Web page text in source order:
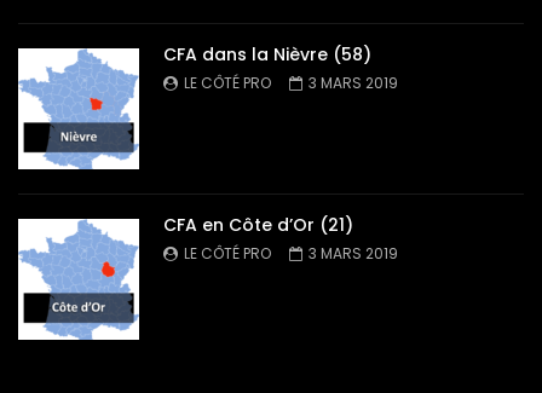
CFA dans la Nièvre (58)
LE CÔTÉ PRO 3 MARS 2019
CFA en Côte d’Or (21)
LE CÔTÉ PRO 3 MARS 2019